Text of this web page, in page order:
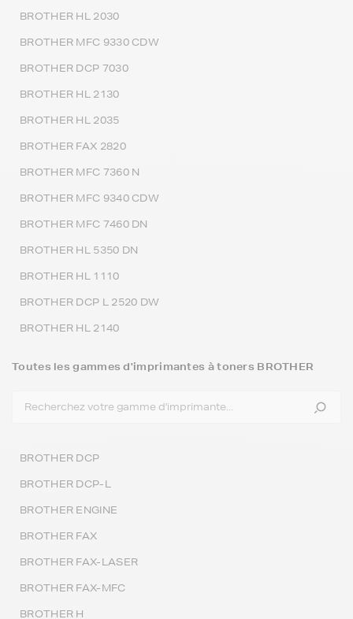
BROTHER HL 2030
BROTHER MFC 9330 CDW
BROTHER DCP 7030
BROTHER HL 2130
BROTHER HL 2035
BROTHER FAX 2820
BROTHER MFC 7360 N
BROTHER MFC 9340 CDW
BROTHER MFC 7460 DN
BROTHER HL 5350 DN
BROTHER HL 1110
BROTHER DCP L 2520 DW
BROTHER HL 2140
Toutes les gammes d'imprimantes à toners BROTHER
BROTHER DCP
BROTHER DCP-L
BROTHER ENGINE
BROTHER FAX
BROTHER FAX-LASER
BROTHER FAX-MFC
BROTHER H